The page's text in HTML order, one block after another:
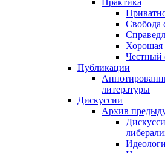
Практика
Свобода
Хорошая
Честный
Публикации
литературы
Дискуссии
Архив